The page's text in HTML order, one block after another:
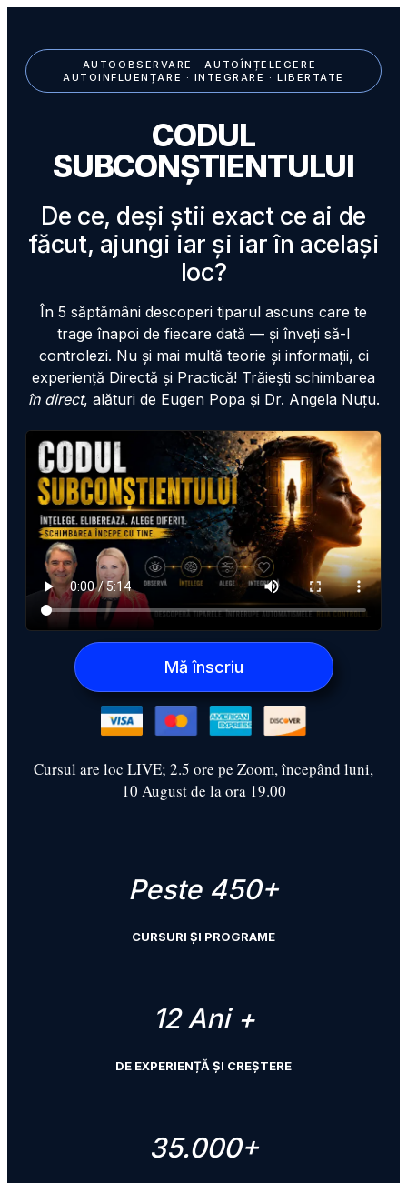
AUTOOBSERVARE · AUTOÎNȚELEGERE ·
AUTOINFLUENȚARE · INTEGRARE · LIBERTATE
CODUL
SUBCONȘTIENTULUI
De ce, deși știi exact ce ai de
făcut, ajungi iar și iar în același
loc?
În 5 săptămâni descoperi tiparul ascuns care te
trage înapoi de fiecare dată — și înveți să-l
controlezi. Nu și mai multă teorie și informații, ci
experiență Directă și Practică! Trăiești schimbarea
în direct, alături de Eugen Popa și Dr. Angela Nuțu.
Mă înscriu
Cursul are loc LIVE; 2.5 ore pe Zoom, începând luni,
10 August de la ora 19.00
Peste 450+
CURSURI ȘI PROGRAME
12 Ani +
DE EXPERIENȚĂ ȘI CREȘTERE
35.000+